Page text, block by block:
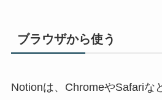
ブラウザから使う
Notionは、ChromeやSafariな